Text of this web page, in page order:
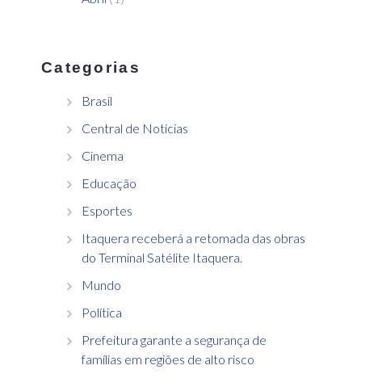
Categorias
Brasil
Central de Notícias
Cinema
Educação
Esportes
Itaquera receberá a retomada das obras
do Terminal Satélite Itaquera.
Mundo
Política
Prefeitura garante a segurança de
famílias em regiões de alto risco